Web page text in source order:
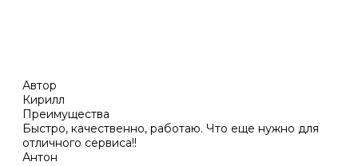
Автор
Кирилл
Преимущества
Быстро, качественно, работаю. Что еще нужно для
отличного сервиса!!
Антон